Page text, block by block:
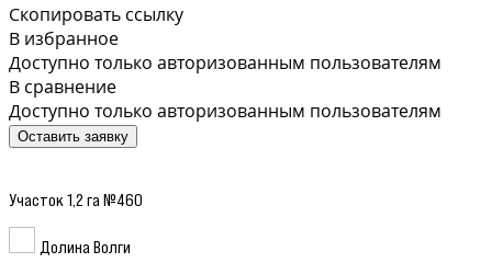
Скопировать ссылку
В избранное
Доступно только авторизованным пользователям
В сравнение
Доступно только авторизованным пользователям
Оставить заявку
Участок 1,2 га №460
Долина Волги